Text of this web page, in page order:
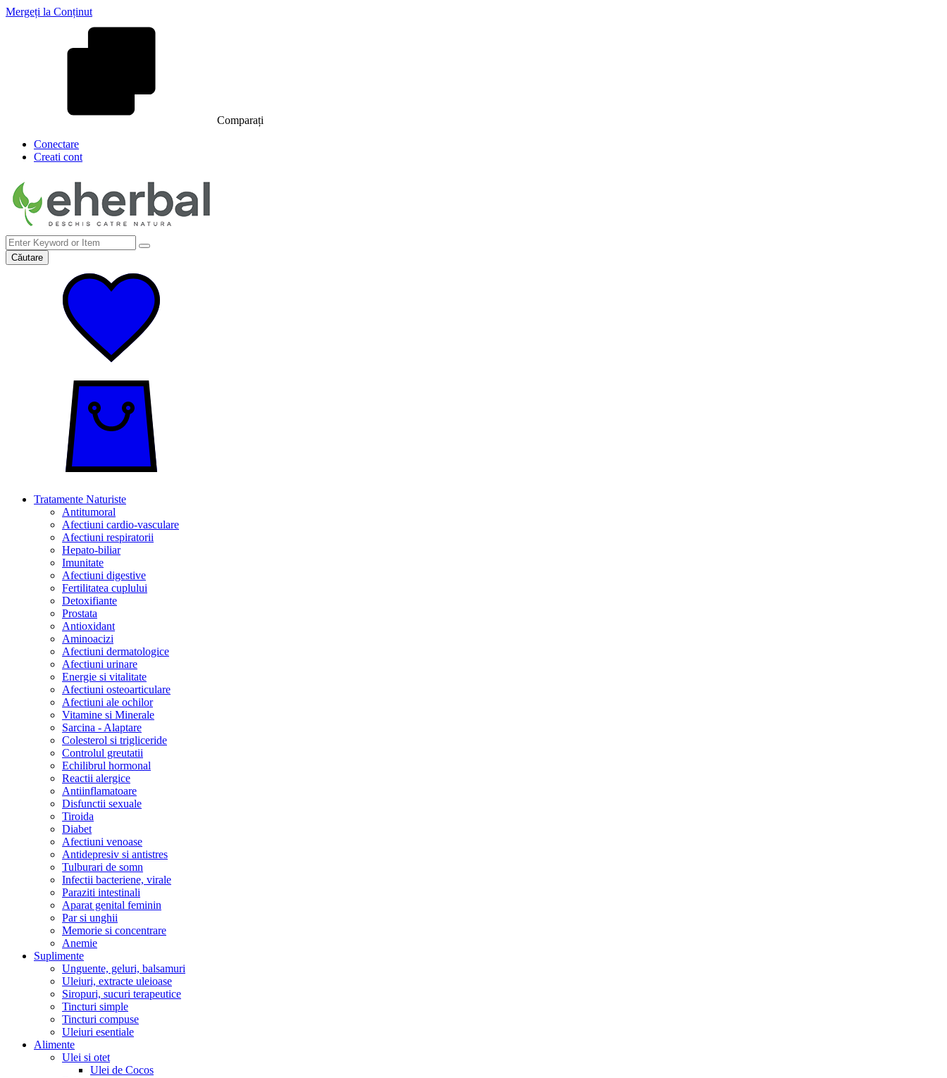
Mergeți la Conținut
Comparați
Conectare
Creati cont
Căutare
Tratamente Naturiste
Antitumoral
Afectiuni cardio-vasculare
Afectiuni respiratorii
Hepato-biliar
Imunitate
Afectiuni digestive
Fertilitatea cuplului
Detoxifiante
Prostata
Antioxidant
Aminoacizi
Afectiuni dermatologice
Afectiuni urinare
Energie si vitalitate
Afectiuni osteoarticulare
Afectiuni ale ochilor
Vitamine si Minerale
Sarcina - Alaptare
Colesterol si trigliceride
Controlul greutatii
Echilibrul hormonal
Reactii alergice
Antiinflamatoare
Disfunctii sexuale
Tiroida
Diabet
Afectiuni venoase
Antidepresiv si antistres
Tulburari de somn
Infectii bacteriene, virale
Paraziti intestinali
Aparat genital feminin
Par si unghii
Memorie si concentrare
Anemie
Suplimente
Unguente, geluri, balsamuri
Uleiuri, extracte uleioase
Siropuri, sucuri terapeutice
Tincturi simple
Tincturi compuse
Uleiuri esentiale
Alimente
Ulei si otet
Ulei de Cocos